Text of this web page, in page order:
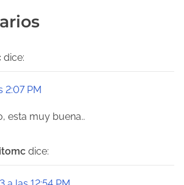
dice:
2:07 PM
esta muy buena..
dice: